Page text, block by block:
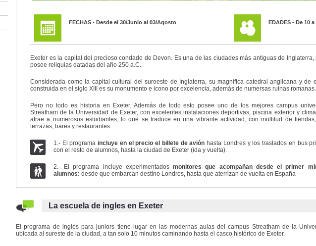
FECHAS - Desde el 30/Junio al 03/Agosto EDADES - De 10
Exeter es la capital del precioso condado de Devon. Es una de las ciudades más antiguas de Inglaterra,
posee reliquias datadas del año 250 a.C..
Considerada como la capital cultural del suroeste de Inglaterra, su magnífica catedral anglicana y de
construida en el siglo XIII es su monumento e icono por excelencia, además de numersas ruinas romanas.
Pero no todo es historia en Exeter. Además de todo esto posee uno de los mejores campus
Streatham de la Universidad de Exeter, con excelentes instalaciones deportivas, piscina exterior y
atrae a numerosos estudiantes, lo que se traduce en una vibrante actividad, con multitud de
terrazas, bares y restaurantes.
1.- El programaincluye en el precio el billete de avión hasta Londres y los traslados en bus
con el resto de alumnos, hasta la ciudad de Exeter (ida y vuelta).
2.- El programa incluye experimentadosmonitores que acompañan desde el primer
alumnos: desde que embarcan destino Londres, hasta que aterrizan de vuelta en España
La escuela de ingles en Exeter
El programa de inglés para juniors tiene lugar en las modernas aulas del campus Streatham de la
ubicada al sureste de la ciudad, a tan solo 10 minutos caminando hasta el casco histórico de Exeter.